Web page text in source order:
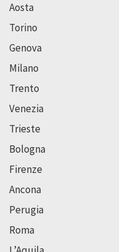
Aosta
Torino
Genova
Milano
Trento
Venezia
Trieste
Bologna
Firenze
Ancona
Perugia
Roma